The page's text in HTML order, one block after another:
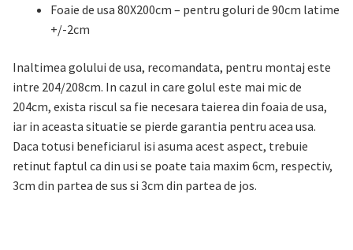
Foaie de usa 80X200cm – pentru goluri de 90cm latime
+/-2cm
Inaltimea golului de usa, recomandata, pentru montaj este
intre 204/208cm. In cazul in care golul este mai mic de
204cm, exista riscul sa fie necesara taierea din foaia de usa,
iar in aceasta situatie se pierde garantia pentru acea usa.
Daca totusi beneficiarul isi asuma acest aspect, trebuie
retinut faptul ca din usi se poate taia maxim 6cm, respectiv,
3cm din partea de sus si 3cm din partea de jos.